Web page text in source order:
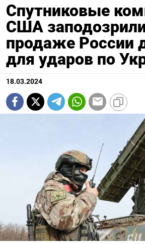
Спутниковые
США
продаже России
для ударов по
18.03.2024